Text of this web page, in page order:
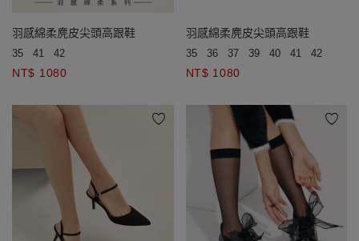
羽感綿柔麂皮尖頭高跟鞋
35 41 42
NT$ 1080
羽感綿柔麂皮尖頭高跟鞋
35 36 37 39 40 41 42
NT$ 1080